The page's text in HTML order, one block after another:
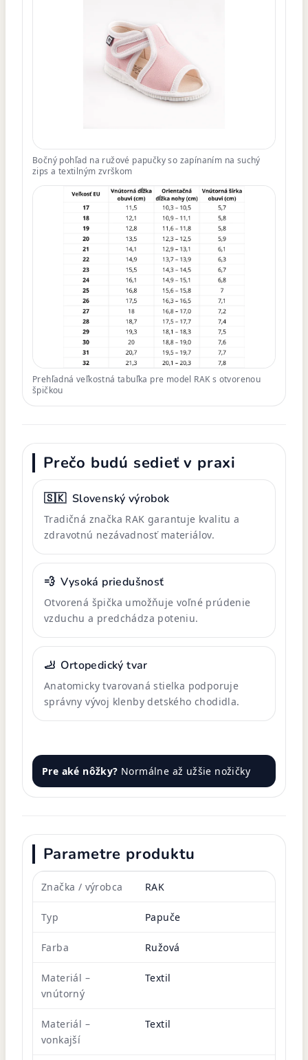
Bočný pohľad na ružové papučky so zapínaním na suchý
zips a textilným zvrškom
Prehľadná veľkostná tabuľka pre model RAK s otvorenou
špičkou
Prečo budú sedieť v praxi
🇸🇰 Slovenský výrobok
Tradičná značka RAK garantuje kvalitu a
zdravotnú nezávadnosť materiálov.
💨 Vysoká priedušnosť
Otvorená špička umožňuje voľné prúdenie
vzduchu a predchádza poteniu.
🦶 Ortopedický tvar
Anatomicky tvarovaná stielka podporuje
správny vývoj klenby detského chodidla.
Pre aké nôžky? Normálne až užšie nožičky
Parametre produktu
Značka / výrobca RAK
Typ Papuče
Farba Ružová
Materiál –
vnútorný
Textil
Materiál –
vonkajší
Textil